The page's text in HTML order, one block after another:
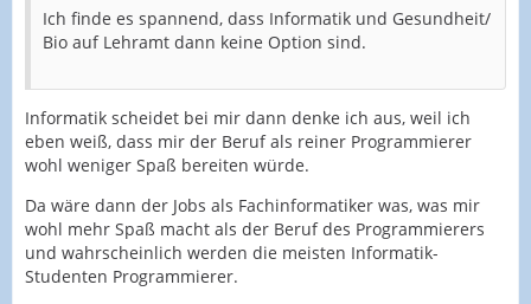
Ich finde es spannend, dass Informatik und Gesundheit/
Bio auf Lehramt dann keine Option sind.
Informatik scheidet bei mir dann denke ich aus, weil ich
eben weiß, dass mir der Beruf als reiner Programmierer
wohl weniger Spaß bereiten würde.
Da wäre dann der Jobs als Fachinformatiker was, was mir
wohl mehr Spaß macht als der Beruf des Programmierers
und wahrscheinlich werden die meisten Informatik-
Studenten Programmierer.